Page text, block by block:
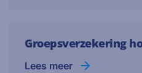
Groepsverzekering
Lees meer